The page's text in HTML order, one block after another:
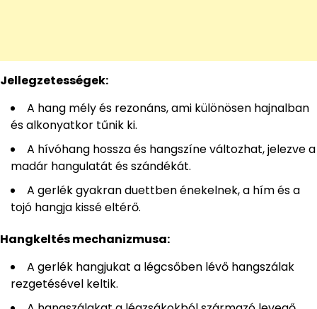
Jellegzetességek:
A hang mély és rezonáns, ami különösen hajnalban
és alkonyatkor tűnik ki.
A hívóhang hossza és hangszíne változhat, jelezve a
madár hangulatát és szándékát.
A gerlék gyakran duettben énekelnek, a hím és a
tojó hangja kissé eltérő.
Hangkeltés mechanizmusa:
A gerlék hangjukat a légcsőben lévő hangszálak
rezgetésével keltik.